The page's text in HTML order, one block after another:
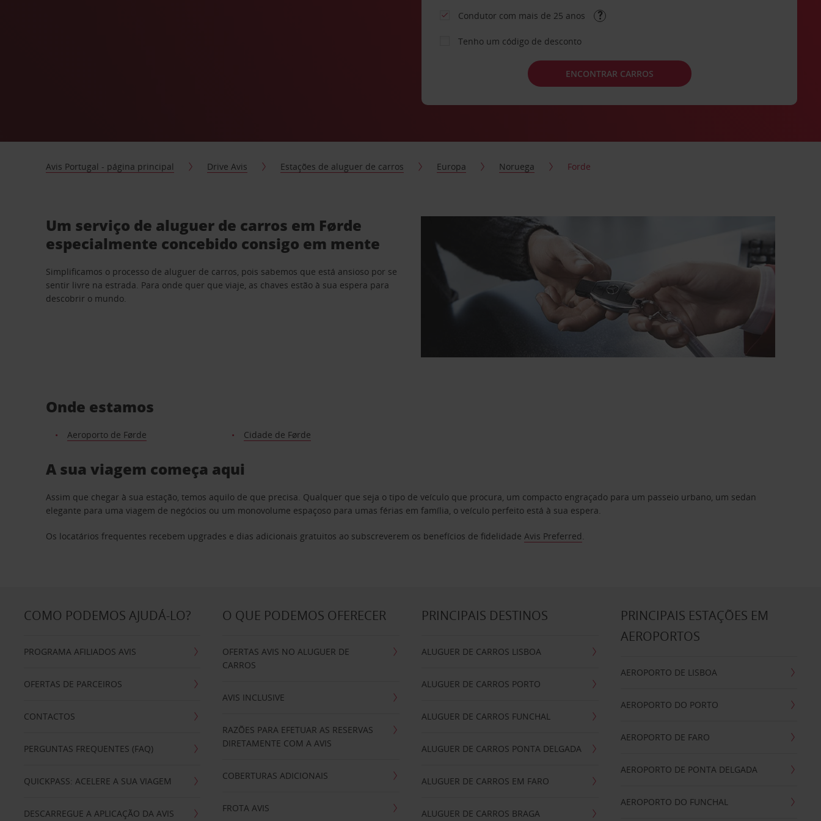
Condutor com mais de 25 anos
Tenho um código de desconto
ENCONTRAR CARROS
Avis Portugal - página principal Drive Avis Estações de aluguer de carros Europa Noruega Forde
Um serviço de aluguer de carros em Førde
especialmente concebido consigo em mente
Simplificamos o processo de aluguer de carros, pois sabemos que está ansioso por se
sentir livre na estrada. Para onde quer que viaje, as chaves estão à sua espera para
descobrir o mundo.
Onde estamos
Aeroporto de Førde Cidade de Førde
A sua viagem começa aqui
Assim que chegar à sua estação, temos aquilo de que precisa. Qualquer que seja o tipo de veículo que procura, um compacto engraçado para um passeio urbano, um sedan
elegante para uma viagem de negócios ou um monovolume espaçoso para umas férias em família, o veículo perfeito está à sua espera.
Os locatários frequentes recebem upgrades e dias adicionais gratuitos ao subscreverem os benefícios de fidelidadeAvis Preferred.
COMO PODEMOS AJUDÁ-LO?
PROGRAMA AFILIADOS AVIS
OFERTAS DE PARCEIROS
CONTACTOS
PERGUNTAS FREQUENTES (FAQ)
QUICKPASS: ACELERE A SUA VIAGEM
DESCARREGUE A APLICAÇÃO DA AVIS
O QUE PODEMOS OFERECER
OFERTAS AVIS NO ALUGUER DE
CARROS
AVIS INCLUSIVE
RAZÕES PARA EFETUAR AS RESERVAS
DIRETAMENTE COM A AVIS
COBERTURAS ADICIONAIS
FROTA AVIS
PRINCIPAIS DESTINOS
ALUGUER DE CARROS LISBOA
ALUGUER DE CARROS PORTO
ALUGUER DE CARROS FUNCHAL
ALUGUER DE CARROS PONTA DELGADA
ALUGUER DE CARROS EM FARO
ALUGUER DE CARROS BRAGA
PRINCIPAIS ESTAÇÕES EM
AEROPORTOS
AEROPORTO DE LISBOA
AEROPORTO DO PORTO
AEROPORTO DE FARO
AEROPORTO DE PONTA DELGADA
AEROPORTO DO FUNCHAL